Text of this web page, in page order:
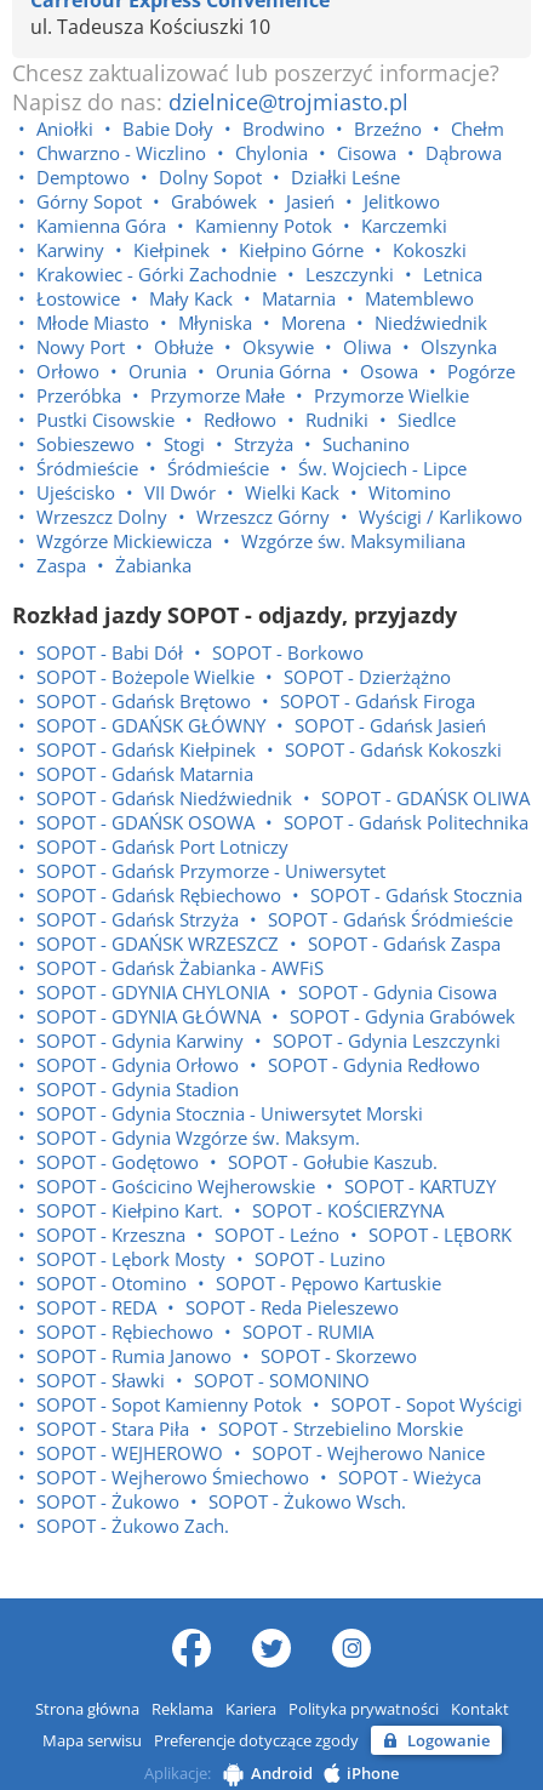
ul. Tadeusza Kościuszki 10
Chcesz zaktualizować lub poszerzyć informacje?
Napisz do nas: dzielnice@trojmiasto.pl
Aniołki Babie Doły Brodwino Brzeźno
Chełm
Chwarzno - Wiczlino
Chylonia Cisowa
Dąbrowa
Demptowo
Dolny Sopot
Działki Leśne
Górny Sopot
Grabówek Jasień
Jelitkowo
Kamienna Góra
Kamienny Potok
Karczemki
Karwiny
Kiełpinek Kiełpino Górne
Kokoszki
Krakowiec - Górki Zachodnie
Leszczynki
Letnica
Łostowice
Mały Kack Matarnia
Matemblewo
Młode Miasto
Młyniska Morena
Niedźwiednik
Nowy Port
Obłuże Oksywie Oliwa
Olszynka
Orłowo
Orunia Orunia Górna Osowa
Pogórze
Przeróbka
Przymorze Małe
Przymorze Wielkie
Pustki Cisowskie
Redłowo Rudniki
Siedlce
Sobieszewo
Stogi Strzyża
Suchanino
Śródmieście
Śródmieście
Św. Wojciech - Lipce
Ujeścisko
VII Dwór Wielki Kack
Witomino
Wrzeszcz Dolny
Wrzeszcz Górny
Wyścigi / Karlikowo
Wzgórze Mickiewicza
Wzgórze św. Maksymiliana
Zaspa
Żabianka
Rozkład jazdy SOPOT - odjazdy, przyjazdy
SOPOT - Babi Dół
SOPOT - Borkowo
SOPOT - Bożepole Wielkie
SOPOT - Dzierżążno
SOPOT - Gdańsk Brętowo
SOPOT - Gdańsk Firoga
SOPOT - GDAŃSK GŁÓWNY
SOPOT - Gdańsk Jasień
SOPOT - Gdańsk Kiełpinek
SOPOT - Gdańsk Kokoszki
SOPOT - Gdańsk Matarnia
SOPOT - Gdańsk Niedźwiednik
SOPOT - GDAŃSK OLIWA
SOPOT - GDAŃSK OSOWA
SOPOT - Gdańsk Politechnika
SOPOT - Gdańsk Port Lotniczy
SOPOT - Gdańsk Przymorze - Uniwersytet
SOPOT - Gdańsk Rębiechowo
SOPOT - Gdańsk Stocznia
SOPOT - Gdańsk Strzyża
SOPOT - Gdańsk Śródmieście
SOPOT - GDAŃSK WRZESZCZ
SOPOT - Gdańsk Zaspa
SOPOT - Gdańsk Żabianka - AWFiS
SOPOT - GDYNIA CHYLONIA
SOPOT - Gdynia Cisowa
SOPOT - GDYNIA GŁÓWNA
SOPOT - Gdynia Grabówek
SOPOT - Gdynia Karwiny
SOPOT - Gdynia Leszczynki
SOPOT - Gdynia Orłowo
SOPOT - Gdynia Redłowo
SOPOT - Gdynia Stadion
SOPOT - Gdynia Stocznia - Uniwersytet Morski
SOPOT - Gdynia Wzgórze św. Maksym.
SOPOT - Godętowo
SOPOT - Gołubie Kaszub.
SOPOT - Gościcino Wejherowskie
SOPOT - KARTUZY
SOPOT - Kiełpino Kart.
SOPOT - KOŚCIERZYNA
SOPOT - Krzeszna
SOPOT - Leźno
SOPOT - LĘBORK
SOPOT - Lębork Mosty
SOPOT - Luzino
SOPOT - Otomino
SOPOT - Pępowo Kartuskie
SOPOT - REDA
SOPOT - Reda Pieleszewo
SOPOT - Rębiechowo
SOPOT - RUMIA
SOPOT - Rumia Janowo
SOPOT - Skorzewo
SOPOT - Sławki
SOPOT - SOMONINO
SOPOT - Sopot Kamienny Potok
SOPOT - Sopot Wyścigi
SOPOT - Stara Piła
SOPOT - Strzebielino Morskie
SOPOT - WEJHEROWO
SOPOT - Wejherowo Nanice
SOPOT - Wejherowo Śmiechowo
SOPOT - Wieżyca
SOPOT - Żukowo
SOPOT - Żukowo Wsch.
SOPOT - Żukowo Zach.
Strona główna Reklama Kariera Polityka prywatności
Kontakt
Mapa serwisu
Preferencje dotyczące zgody
Logowanie
Aplikacje:
Android iPhone